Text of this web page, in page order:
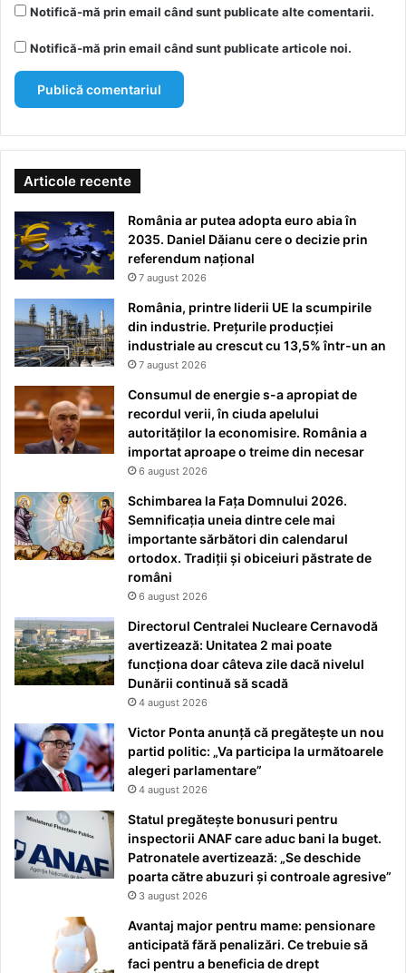
Notifică-mă prin email când sunt publicate alte comentarii.
Notifică-mă prin email când sunt publicate articole noi.
Articole recente
România ar putea adopta euro abia în
2035. Daniel Dăianu cere o decizie prin
referendum național
7 august 2026
România, printre liderii UE la scumpirile
din industrie. Prețurile producției
industriale au crescut cu 13,5% într-un an
7 august 2026
Consumul de energie s-a apropiat de
recordul verii, în ciuda apelului
autorităților la economisire. România a
importat aproape o treime din necesar
6 august 2026
Schimbarea la Fața Domnului 2026.
Semnificația uneia dintre cele mai
importante sărbători din calendarul
ortodox. Tradiții și obiceiuri păstrate de
români
6 august 2026
Directorul Centralei Nucleare Cernavodă
avertizează: Unitatea 2 mai poate
funcționa doar câteva zile dacă nivelul
Dunării continuă să scadă
4 august 2026
Victor Ponta anunță că pregătește un nou
partid politic: „Va participa la următoarele
alegeri parlamentare”
4 august 2026
Statul pregătește bonusuri pentru
inspectorii ANAF care aduc bani la buget.
Patronatele avertizează: „Se deschide
poarta către abuzuri și controale agresive”
3 august 2026
Avantaj major pentru mame: pensionare
anticipată fără penalizări. Ce trebuie să
faci pentru a beneficia de drept